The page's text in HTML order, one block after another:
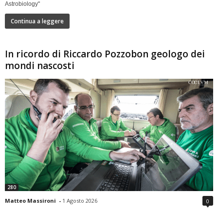
Astrobiology"
Continua a leggere
In ricordo di Riccardo Pozzobon geologo dei
mondi nascosti
280
Matteo Massironi - 1 Agosto 2026 0